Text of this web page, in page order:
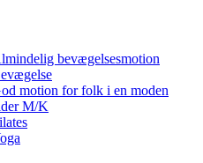
bevægelsesmotion
motion for folk i en moden
M/K